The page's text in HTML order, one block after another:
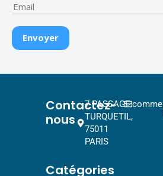
Contactez-
nous
7 PASSAGE
TURQUETIL,
75011
PARIS
Catégories